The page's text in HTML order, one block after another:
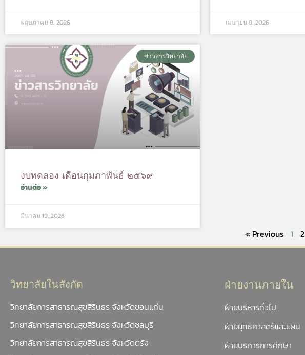
พฤษภาคม 8, 2026 เมษายน 8, 2026
ข่าวสารวิทยาลัย
งบทดลอง เดือนกุมภาพันธ์ ๒๕๖๙
อ่านต่อ »
มีนาคม 19, 2026
« Previous 1 2
วิทยาลัยในสังกัด
วิทยาลัยการสาธารณสุขสิรินธร จังหวัดขอนแก่น
วิทยาลัยการสาธารณสุขสิรินธร จังหวัดชลบุรี
วิทยาลัยการสาธารณสุขสิรินธร จังหวัดตรัง
ฝ่ายงานภายใน
ฝ่ายบริหารทั่วไป
ฝ่ายยุทธศาสตร์และแผน
ฝ่ายบริการการศึกษา